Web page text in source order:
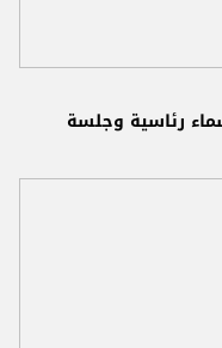
رئاسية وجلسة